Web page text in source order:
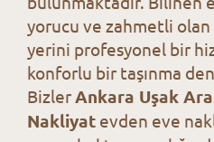
yorucu ve zahmetli olan
yerini profesyonel bir
konforlu bir taşınma
BizlerAnkara Uşak
Nakliyat evden eve